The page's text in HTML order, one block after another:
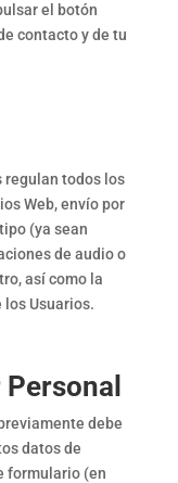
el botón
contacto y de tu
regulan todos los
Web, envío por
(ya sean
de audio o
así como la
Usuarios.
debe
datos de
formulario (en